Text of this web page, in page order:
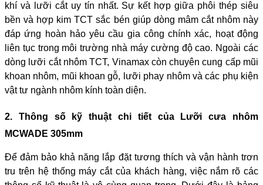
khí và lưỡi cắt uy tín nhất. Sự kết hợp giữa phôi thép siêu
bền và hợp kim TCT sắc bén giúp dòng mâm cắt nhôm này
đáp ứng hoàn hảo yêu cầu gia công chính xác, hoạt động
liên tục trong môi trường nhà máy cường độ cao. Ngoài các
dòng lưỡi cắt nhôm TCT, Vinamax còn chuyên cung cấp mũi
khoan nhôm, mũi khoan gỗ, lưỡi phay nhôm và các phụ kiện
vật tư ngành nhôm kính toàn diện.
2. Thông số kỹ thuật chi tiết của Lưỡi cưa nhôm
MCWADE 305mm
Để đảm bảo khả năng lắp đặt tương thích và vận hành trơn
tru trên hệ thống máy cắt của khách hàng, việc nắm rõ các